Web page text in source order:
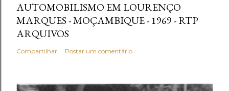
AUTOMOBILISMO EM LOURENÇO
MARQUES - MOÇAMBIQUE - 1969 - RTP
ARQUIVOS
Compartilhar Postar um comentário